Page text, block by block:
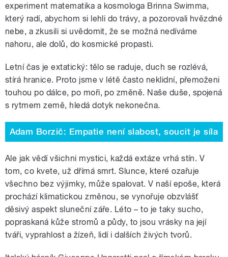
experiment matematika a kosmologa Brinna Swimma,
který radí, abychom si lehli do trávy, a pozorovali hvězdné
nebe, a zkusili si uvědomit, že se možná nedíváme
nahoru, ale dolů, do kosmické propasti.
Letní čas je extatický: tělo se raduje, duch se rozlévá,
stírá hranice. Proto jsme v létě často neklidní, přemoženi
touhou po dálce, po moři, po změně. Naše duše, spojená
s rytmem země, hledá dotyk nekonečna.
Adam Borzič: Empatie není slabost, soucit je síla
Ale jak vědí všichni mystici, každá extáze vrhá stín. V
tom, co kvete, už dřímá smrt. Slunce, které ozařuje
všechno bez výjimky, může spalovat. V naší epoše, která
prochází klimatickou změnou, se vynořuje obzvlášť
děsivý aspekt sluneční záře. Léto – to je taky sucho,
popraskaná kůže stromů a půdy, to jsou vrásky na její
tváři, vyprahlost a žízeň, lidí i dalších živých tvorů.